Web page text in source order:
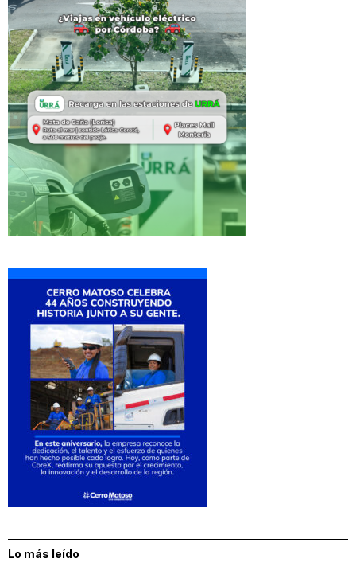
Lo más leído